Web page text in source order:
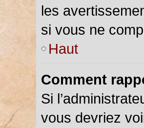
les
si vous ne
Haut
Comment
Si
vous devriez